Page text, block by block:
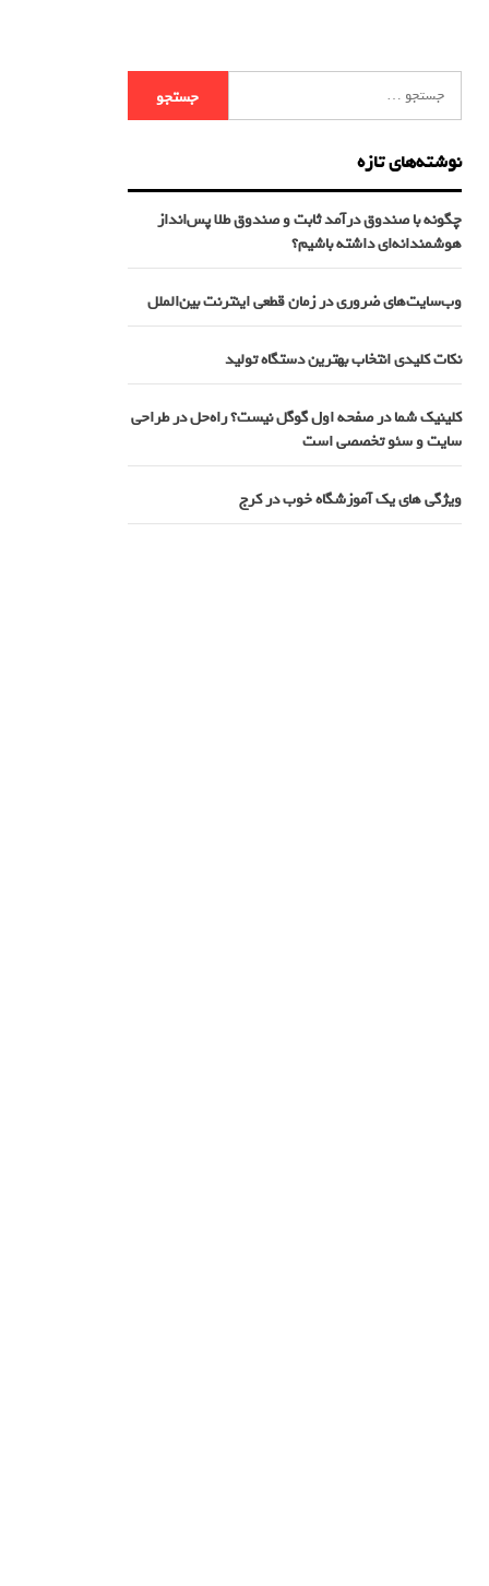
نوشته‌های تازه
چگونه با صندوق درآمد ثابت و صندوق طلا پس‌انداز
هوشمندانه‌ای داشته باشیم؟
وب‌سایت‌های ضروری در زمان قطعی اینترنت بین‌الملل
نکات کلیدی انتخاب بهترین دستگاه تولید
کلینیک شما در صفحه اول گوگل نیست؟ راه‌حل در طراحی
سایت و سئو تخصصی است
ویژگی های یک آموزشگاه خوب در کرج